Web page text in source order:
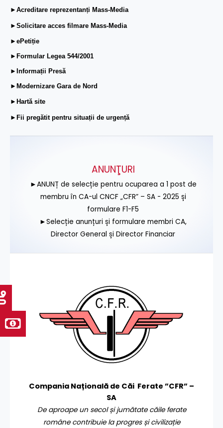
►Acreditare reprezentanți Mass-Media
►Solicitare acces filmare Mass-Media
►ePetiție
►Formular Legea 544/2001
►Informații Presă
►Modernizare Gara de Nord
►Hartă site
►Fii pregătit pentru situații de urgență
ANUNŢURI
►ANUNȚ de selecție pentru ocuparea a 1 post de
membru în CA-ul CNCF „CFR” – SA - 2025 și
formulare F1-F5
►Selecție anunțuri și formulare membri CA,
Director General și Director Financiar
Compania Națională de Căi Ferate ”CFR” –
SA
De aproape un secol și jumătate căile ferate
române contribuie la progres și civilizație